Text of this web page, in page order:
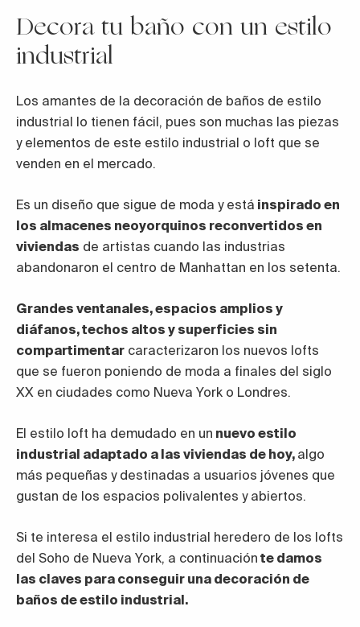
Decora tu baño con un estilo
industrial
Los amantes de la decoración de baños de estilo
industrial lo tienen fácil, pues son muchas las piezas
y elementos de este estilo industrial o loft que se
venden en el mercado.
Es un diseño que sigue de moda y está inspirado en
los almacenes neoyorquinos reconvertidos en
viviendas de artistas cuando las industrias
abandonaron el centro de Manhattan en los setenta.
Grandes ventanales, espacios amplios y
diáfanos, techos altos y superficies sin
compartimentar caracterizaron los nuevos lofts
que se fueron poniendo de moda a finales del siglo
XX en ciudades como Nueva York o Londres.
El estilo loft ha demudado en un nuevo estilo
industrial adaptado a las viviendas de hoy, algo
más pequeñas y destinadas a usuarios jóvenes que
gustan de los espacios polivalentes y abiertos.
Si te interesa el estilo industrial heredero de los lofts
del Soho de Nueva York, a continuación te damos
las claves para conseguir una decoración de
baños de estilo industrial.